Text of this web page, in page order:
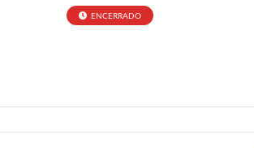
ENCERRADO